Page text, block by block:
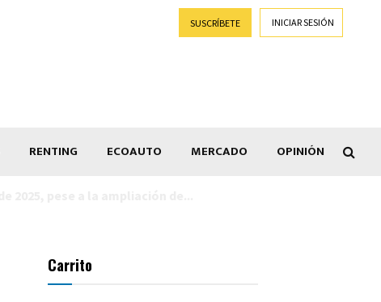
SUSCRÍBETE INICIAR SESIÓN
RENTING ECOAUTO MERCADO OPINIÓN
Carrito